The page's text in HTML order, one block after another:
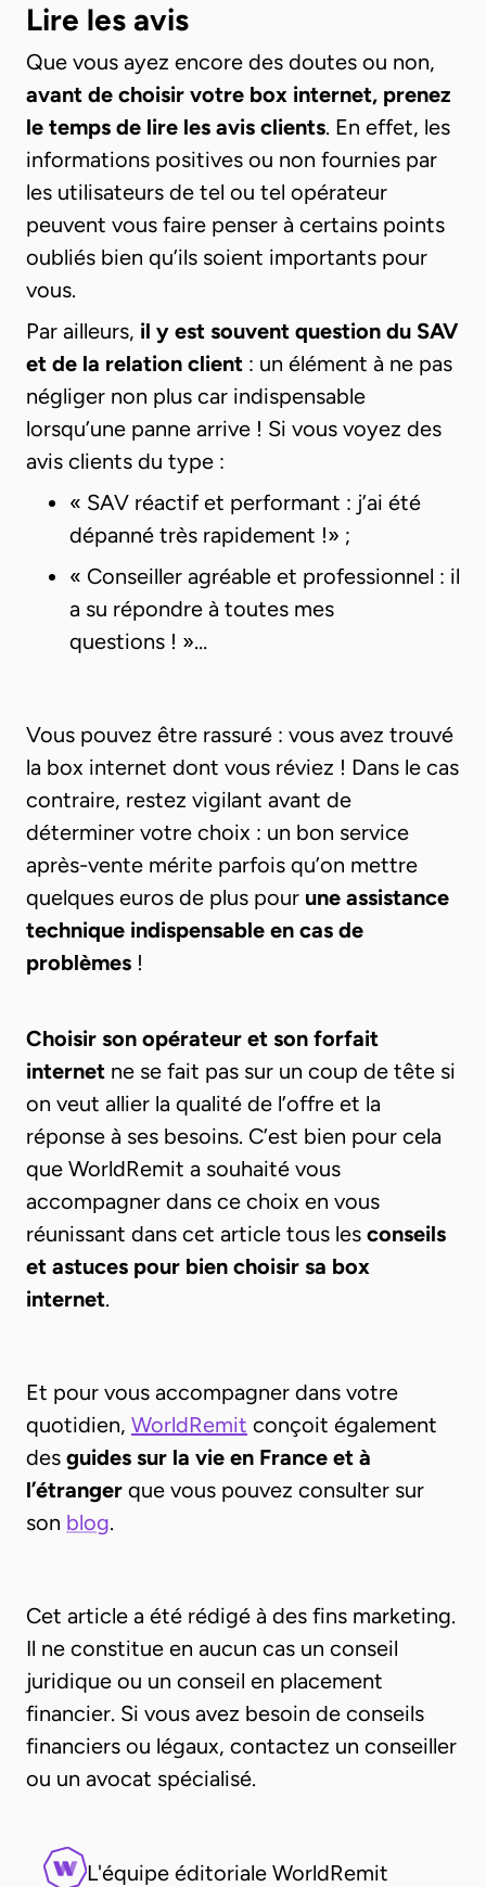
Lire les avis
Que vous ayez encore des doutes ou non,
avant de choisir votre box internet, prenez
le temps de lire les avis clients. En effet, les
informations positives ou non fournies par
les utilisateurs de tel ou tel opérateur
peuvent vous faire penser à certains points
oubliés bien qu’ils soient importants pour
vous.
Par ailleurs, il y est souvent question du SAV
et de la relation client : un élément à ne pas
négliger non plus car indispensable
lorsqu’une panne arrive ! Si vous voyez des
avis clients du type :
« SAV réactif et performant : j’ai été
dépanné très rapidement !» ;
« Conseiller agréable et professionnel : il
a su répondre à toutes mes
questions ! »…
Vous pouvez être rassuré : vous avez trouvé
la box internet dont vous réviez ! Dans le cas
contraire, restez vigilant avant de
déterminer votre choix : un bon service
après-vente mérite parfois qu’on mettre
quelques euros de plus pour une assistance
technique indispensable en cas de
problèmes !
Choisir son opérateur et son forfait
internet ne se fait pas sur un coup de tête si
on veut allier la qualité de l’offre et la
réponse à ses besoins. C’est bien pour cela
que WorldRemit a souhaité vous
accompagner dans ce choix en vous
réunissant dans cet article tous les conseils
et astuces pour bien choisir sa box
internet.
Et pour vous accompagner dans votre
quotidien, WorldRemit conçoit également
des guides sur la vie en France et à
l’étranger que vous pouvez consulter sur
son blog.
Cet article a été rédigé à des fins marketing.
Il ne constitue en aucun cas un conseil
juridique ou un conseil en placement
financier. Si vous avez besoin de conseils
financiers ou légaux, contactez un conseiller
ou un avocat spécialisé.
L'équipe éditoriale WorldRemit